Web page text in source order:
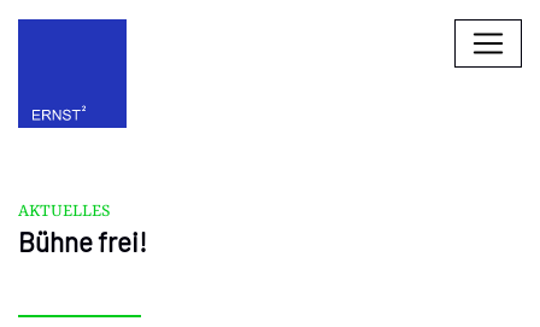
AKTUELLES
Bühne frei!